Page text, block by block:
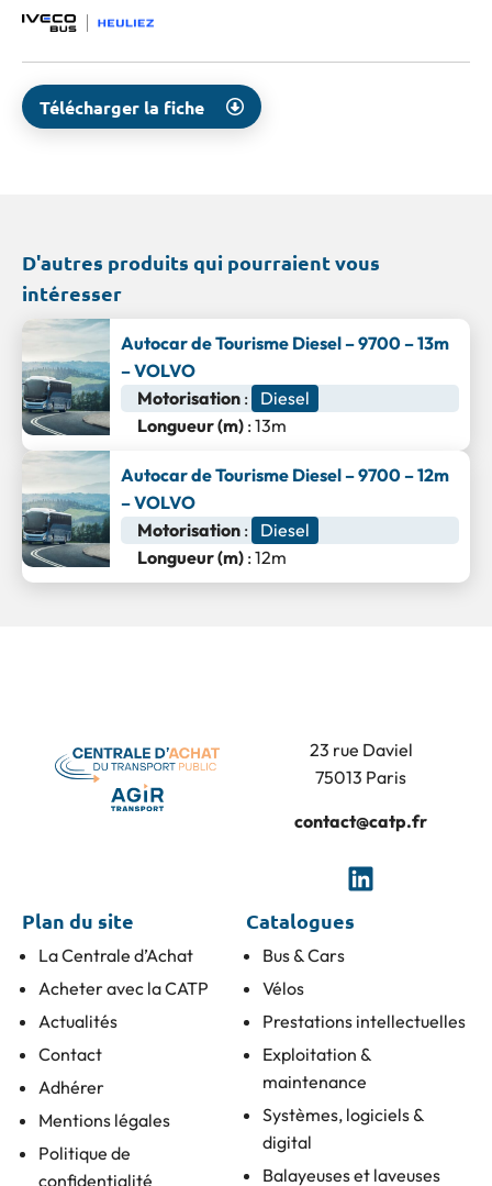
Télécharger la fiche
D'autres produits qui pourraient vous
intéresser
Autocar de Tourisme Diesel – 9700 – 13m
– VOLVO
Motorisation :
Diesel
Longueur (m) : 13m
Autocar de Tourisme Diesel – 9700 – 12m
– VOLVO
Motorisation :
Diesel
Longueur (m) : 12m
23 rue Daviel
75013 Paris
contact@catp.fr
Plan du site
La Centrale d’Achat
Acheter avec la CATP
Actualités
Contact
Adhérer
Mentions légales
Politique de
confidentialité
Catalogues
Bus & Cars
Vélos
Prestations intellectuelles
Exploitation &
maintenance
Systèmes, logiciels &
digital
Balayeuses et laveuses